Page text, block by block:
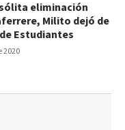
2020
eliminación
Milito dejó de
Estudiantes